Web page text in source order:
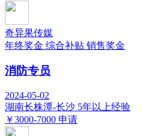
奇异果传媒
年终奖金 综合补贴 销售奖金
消防专员
2024-05-02
湖南长株潭-长沙 5年以上经验
￥3000-7000 申请